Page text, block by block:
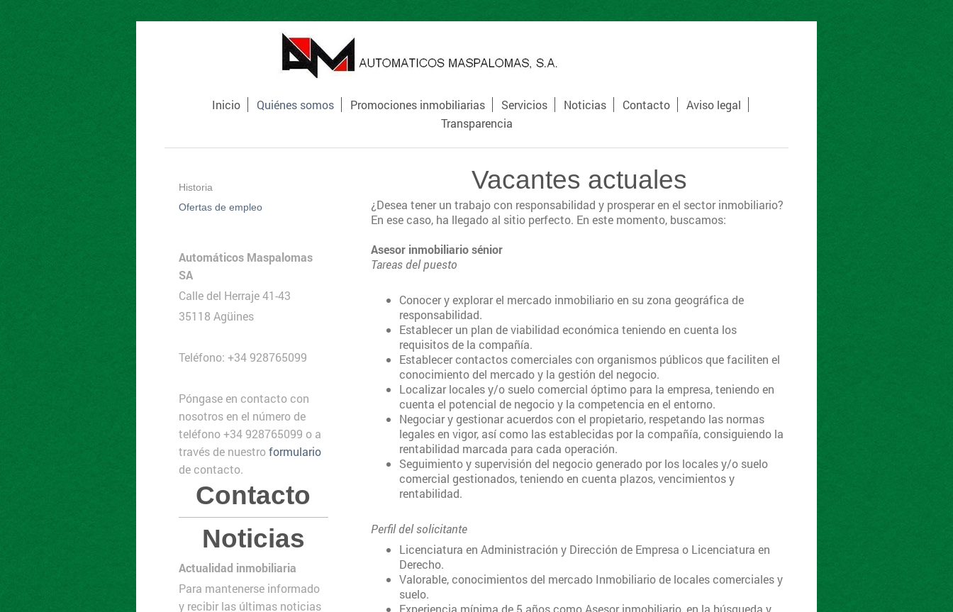
Inicio Quiénes somos Promociones inmobiliarias Servicios Noticias Contacto
Aviso legal
Transparencia
Vacantes actuales
¿Desea tener un trabajo con responsabilidad y prosperar en el sector inmobiliario?
En ese caso, ha llegado al sitio perfecto. En este momento, buscamos:
Asesor inmobiliario sénior
Tareas del puesto
Conocer y explorar el mercado inmobiliario en su zona geográfica de
responsabilidad.
Establecer un plan de viabilidad económica teniendo en cuenta los
requisitos de la compañía.
Establecer contactos comerciales con organismos públicos que faciliten el
conocimiento del mercado y la gestión del negocio.
Localizar locales y/o suelo comercial óptimo para la empresa, teniendo en
cuenta el potencial de negocio y la competencia en el entorno.
Negociar y gestionar acuerdos con el propietario, respetando las normas
legales en vigor, así como las establecidas por la compañía, consiguiendo la
rentabilidad marcada para cada operación.
Seguimiento y supervisión del negocio generado por los locales y/o suelo
comercial gestionados, teniendo en cuenta plazos, vencimientos y
rentabilidad.
Perfil del solicitante
Licenciatura en Administración y Dirección de Empresa o Licenciatura en
Derecho.
Valorable, conocimientos del mercado Inmobiliario de locales comerciales y
suelo.
Experiencia mínima de 5 años como Asesor inmobiliario, en la búsqueda y
Historia
Ofertas de empleo
Automáticos Maspalomas
SA
Calle del Herraje 41-43
35118 Agüines
Teléfono: +34 928765099
Póngase en contacto con
nosotros en el número de
teléfono +34 928765099 o a
través de nuestroformulario
de contacto.
Contacto
Noticias
Actualidad inmobiliaria
Para mantenerse informado
y recibir las últimas noticias